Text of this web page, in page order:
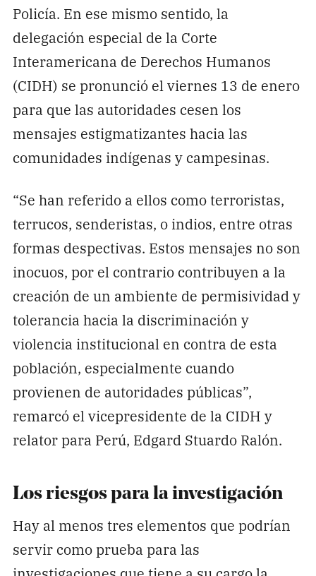
Policía. En ese mismo sentido, la
delegación especial de la Corte
Interamericana de Derechos Humanos
(CIDH) se pronunció el viernes 13 de enero
para que las autoridades cesen los
mensajes estigmatizantes hacia las
comunidades indígenas y campesinas.
“Se han referido a ellos como terroristas,
terrucos, senderistas, o indios, entre otras
formas despectivas. Estos mensajes no son
inocuos, por el contrario contribuyen a la
creación de un ambiente de permisividad y
tolerancia hacia la discriminación y
violencia institucional en contra de esta
población, especialmente cuando
provienen de autoridades públicas”,
remarcó el vicepresidente de la CIDH y
relator para Perú, Edgard Stuardo Ralón.
Los riesgos para la investigación
Hay al menos tres elementos que podrían
servir como prueba para las